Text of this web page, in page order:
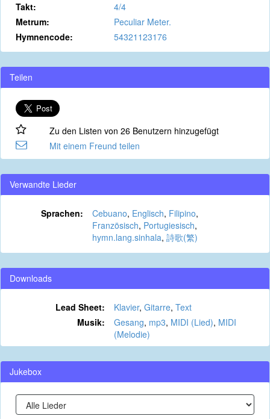
Takt:
4/4
Metrum:
Peculiar Meter.
Hymnencode:
54321123176
Teilen
Zu den Listen von 26 Benutzern hinzugefügt
Mit einem Freund teilen
Verwandte Lieder
Sprachen: Cebuano, Englisch, Filipino,
Französisch, Portugiesisch,
hymn.lang.sinhala, 詩歌(繁)
Downloads
Lead Sheet: Klavier, Gitarre, Text
Musik:
Gesang, mp3, MIDI (Lied), MIDI
(Melodie)
Jukebox